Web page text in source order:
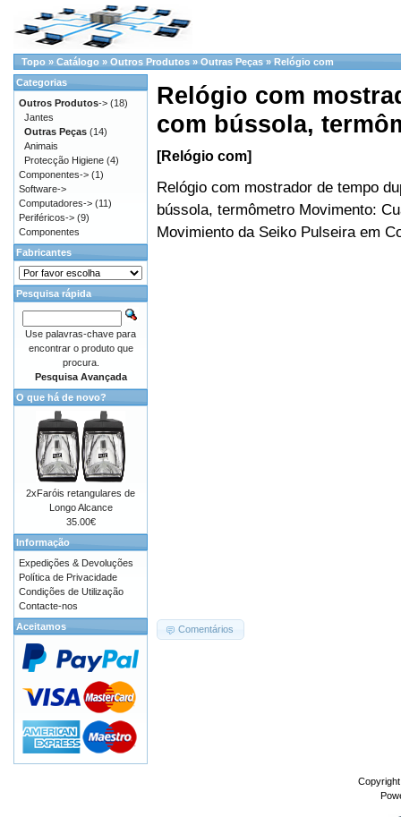
Topo » Catálogo » Outros Produtos » Outras Peças » Relógio com
Relógio com
com bússola,
[Relógio com]
Relógio com mostrador de tempo
bússola, termômetro Movimento:
Movimiento da Seiko Pulseira em
Comentários
Categorias
Outros Produtos-> (18)
Jantes
Outras Peças (14)
Animais
Protecção Higiene (4)
Componentes-> (1)
Software->
Computadores-> (11)
Periféricos-> (9)
Componentes
Fabricantes
Pesquisa rápida
Use palavras-chave para
encontrar o produto que
procura.
Pesquisa Avançada
O que há de novo?
2xFaróis retangulares de
Longo Alcance
35.00€
Informação
Expedições & Devoluções
Política de Privacidade
Condições de Utilização
Contacte-nos
Aceitamos